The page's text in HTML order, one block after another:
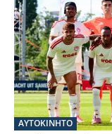
ΑΥΤΟΚΙΝΗΤΟ